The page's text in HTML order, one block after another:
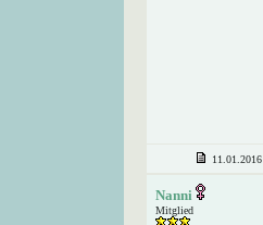
11.01.2016
Nanni
Mitglied